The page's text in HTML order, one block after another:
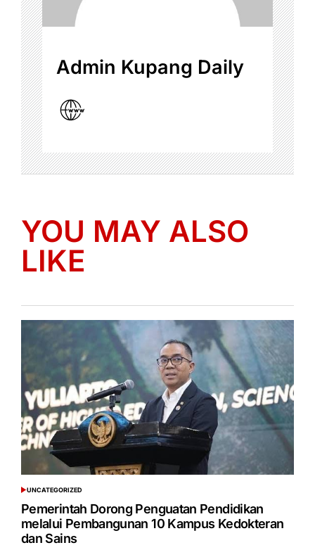
Admin Kupang Daily
YOU MAY ALSO
LIKE
POSTED
IN
UNCATEGORIZED
Pemerintah Dorong Penguatan Pendidikan
melalui Pembangunan 10 Kampus Kedokteran
dan Sains